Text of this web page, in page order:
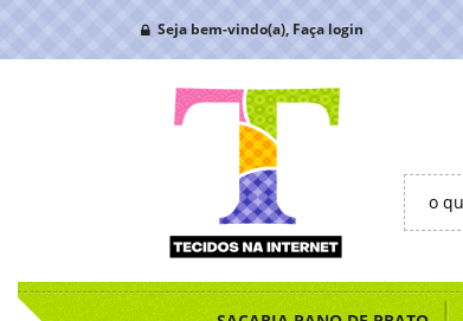
Seja bem-vindo(a), Faça login